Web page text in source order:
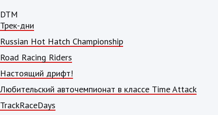
DTM
Трек-дни
Russian Hot Hatch Championship
Road Racing Riders
Настоящий дрифт!
Любительский авточемпионат в классе Time Attack
TrackRaceDays